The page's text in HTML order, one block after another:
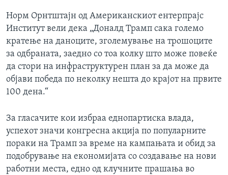
Норм Орнтштајн од Американскиот ентерпрајс
Институт вели дека „Доналд Трамп сака големо
кратење на даноците, зголемување на трошоците
за одбраната, заедно со тоа колку што може повеќе
да стори на инфраструктурен план за да може да
објави победа по неколку нешта до крајот на првите
100 дена.“
За гласачите кои избраа еднопартиска влада,
успехот значи конгресна акција по популарните
пораки на Трамп за време на кампањата и обид за
подобрување на економијата со создавање на нови
работни места, едно од клучните прашања во